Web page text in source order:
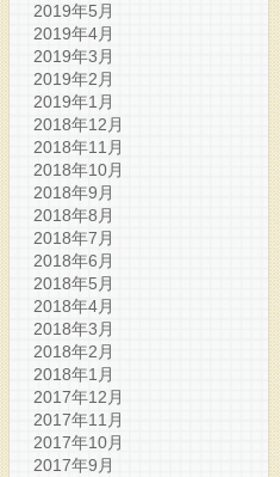
2019年5月
2019年4月
2019年3月
2019年2月
2019年1月
2018年12月
2018年11月
2018年10月
2018年9月
2018年8月
2018年7月
2018年6月
2018年5月
2018年4月
2018年3月
2018年2月
2018年1月
2017年12月
2017年11月
2017年10月
2017年9月